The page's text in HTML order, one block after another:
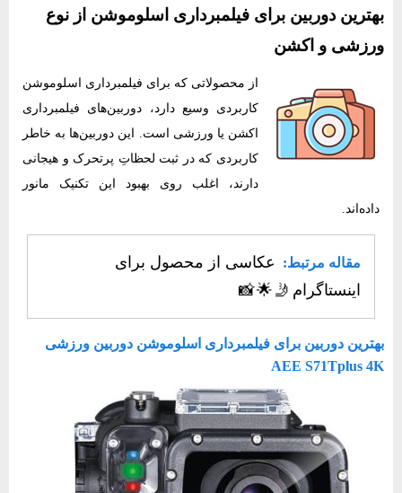
بهترین دوربین برای فیلمبرداری اسلوموشن از نوع
ورزشی و اکشن
از محصولاتی که برای فیلمبرداری اسلوموشن
کاربردی وسیع دارد، دوربین‌های فیلمبرداری
اکشن یا ورزشی است. این دوربین‌ها به خاطر
کاربردی که در ثبت لحظاتِ پرتحرک و هیجانی
دارند، اغلب روی بهبود این تکنیک مانور
داده‌اند.
مقاله مرتبط:
عکاسی از محصول برای
اینستاگرام 🤳 🌟 📸
بهترین دوربین برای فیلمبرداری اسلوموشن دوربین ورزشی
AEE S71Tplus 4K